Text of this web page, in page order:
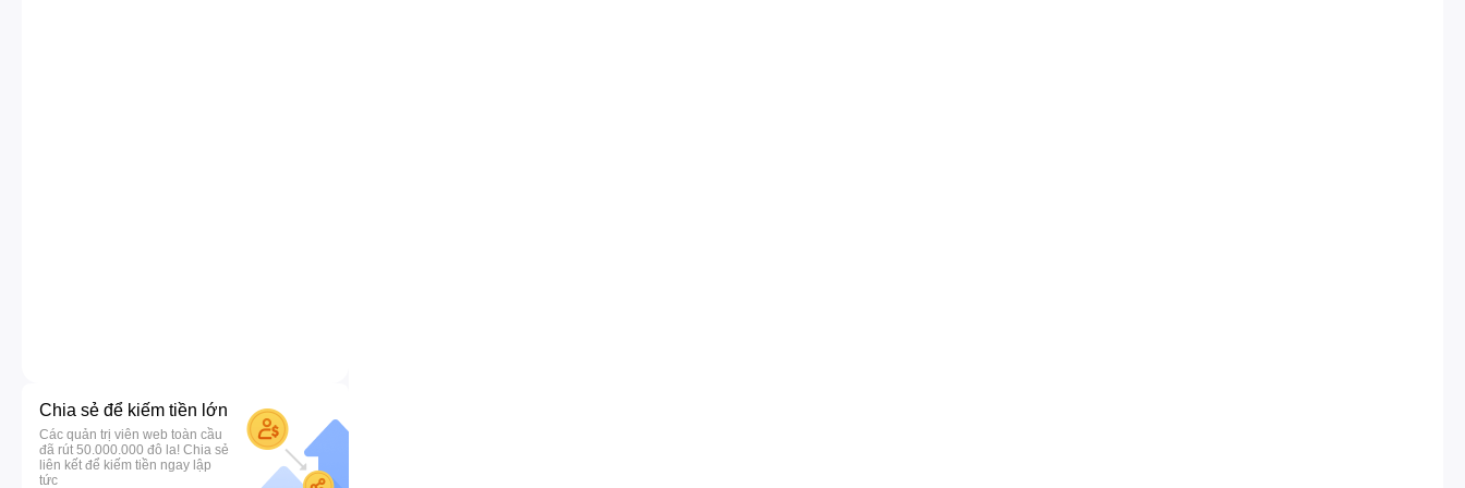
Chia sẻ để kiếm tiền lớn
Các quản trị viên web toàn cầu
đã rút 50.000.000 đô la! Chia sẻ
liên kết để kiếm tiền ngay lập
tức